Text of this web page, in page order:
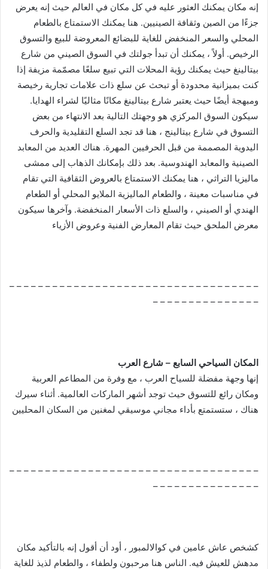
إنه مكان يمكنك العثور عليه في كل مكان في العالم حيث إنه يعرض
جزءًا من الصين وثقافة الصينيين. هنا يمكنك الاستمتاع بالطعام
المحلي والسعر المنخفض للغاية للبضائع المعروضة للبيع والتسوق
الرخيص. أولاً ، يمكنك أن تبدأ جولتك في السوق الصيني من شارع
بيتالينغ حيث يمكنك رؤية المحلات التي تبيع سلعًا مصمّمة مزيفة إذا
كنت بميزانية محدودة أو تبحث عن سلع ذات علامات تجارية رخيصة
ومبهجة أيضًا حيث يعتبر شارع بيتالينغ مكانًا مثاليًا لشراء الهدايا.
سيكون السوق المركزي هو وجهتك التالية بعد الانتهاء من بعض
التسوق في شارع بيتالينج ، هنا قد تجد السلع التقليدية والحرف
اليدوية المصممة من قبل الحرفيين المهرة. هناك العديد من المعابد
الصينية والمعابد الهندوسية. بعد ذلك بإمكانك الذهاب إلى ممشى
ماليزيا التراثي ، هنا يمكنك الاستمتاع بالعروض الثقافية التي تقام
في مناسبات معينة ، والطعام الماليزية الملايو المحلي أو الطعام
الهندي أو الصيني ، والسلع ذات الأسعار المنخفضة. وآخرها سيكون
معرض الملحق حيث تقام المعارض الفنية وعروض الأزياء
– – – – – – – – – – – – – – – – – – – – – – – – – – – – – – – – – – –
– – – – – – – – – – – – – – –
المكان السياحي السابع – شارع العرب
إنها وجهة مفضلة للسياح العرب ، مع وفرة من المطاعم العربية
ومكان رائع للتسوق حيث توجد أشهر الماركات العالمية. أثناء سيرك
هناك ، ستستمتع بأداء مجاني موسيقي لمغنين من السكان المحليين
– – – – – – – – – – – – – – – – – – – – – – – – – – – – – – – – – – –
– – – – – – – – – – – – – – –
كشخص عاش عامين في كوالالمبور ، أود أن أقول إنه بالتأكيد مكان
مدهش للعيش فيه. الناس هنا مرحبون ولطفاء ، والطعام لذيذ للغاية